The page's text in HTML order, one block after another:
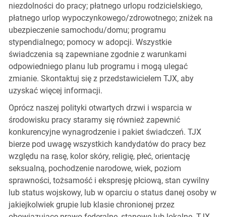
niezdolności do pracy; płatnego urlopu rodzicielskiego,
płatnego urlop wypoczynkowego/zdrowotnego; zniżek na
ubezpieczenie samochodu/domu; programu
stypendialnego; pomocy w adopcji. Wszystkie
świadczenia są zapewniane zgodnie z warunkami
odpowiedniego planu lub programu i mogą ulegać
zmianie. Skontaktuj się z przedstawicielem TJX, aby
uzyskać więcej informacji.
Oprócz naszej polityki otwartych drzwi i wsparcia w
środowisku pracy staramy się również zapewnić
konkurencyjne wynagrodzenie i pakiet świadczeń. TJX
bierze pod uwagę wszystkich kandydatów do pracy bez
względu na rasę, kolor skóry, religię, płeć, orientację
seksualną, pochodzenie narodowe, wiek, poziom
sprawności, tożsamość i ekspresję płciową, stan cywilny
lub status wojskowy, lub w oparciu o status danej osoby w
jakiejkolwiek grupie lub klasie chronionej przez